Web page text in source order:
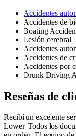
Accidentes
Accidentes de
Boating
Lesión cerebral
Accidentes
Accidentes de
Accidentes por
Drunk Driving
Reseñas de
Recibí un excelente
Lower. Todos los